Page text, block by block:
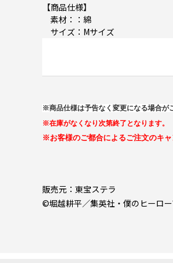
【商品仕様】
素材：：綿
サイズ：Mサイズ
※商品仕様は予告なく変更になる場合が
※在庫がなくなり次第終了となります。
※お客様のご都合によるご注文のキ
販売元：東宝ステラ
©堀越耕平／集英社・僕のヒーロ